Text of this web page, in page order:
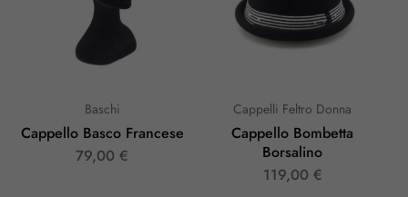
Baschi
Cappello Basco Francese
79,00 €
Cappelli Feltro Donna
Cappello Bombetta
Borsalino
119,00 €